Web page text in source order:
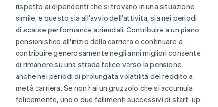
rispetto ai dipendenti che si trovano in una situazione
simile, e questo sia all'avvio dell'attività, sia nei periodi
di scarse performance aziendali. Contribuire a un piano
pensionistico all'inizio della carriera e continuare a
contribuire generosamente negli anni migliori consente
di rimanere su una strada felice verso la pensione,
anche nei periodi di prolungata volatilità del reddito a
metà carriera. Se non hai un gruzzolo che si accumula
felicemente, uno o due fallimenti successivi di start-up